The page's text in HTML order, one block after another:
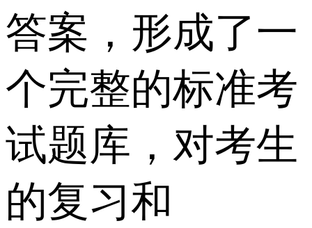
答案，形成了一
个完整的标准考
试题库，对考生
的复习和